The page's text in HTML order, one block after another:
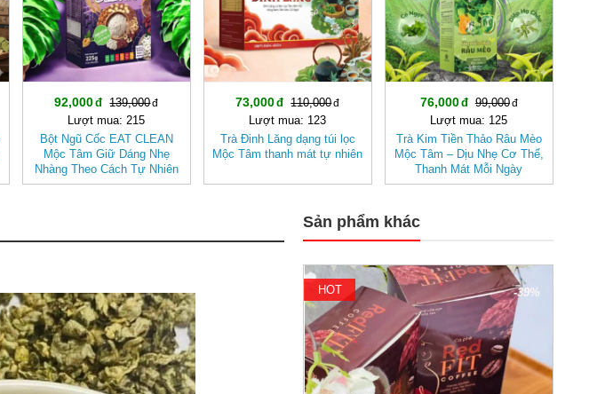
92,000
139,000
Lượt mua: 215
Bột Ngũ Cốc EAT CLEAN
Mộc Tâm Giữ Dáng Nhẹ
Nhàng Theo Cách Tự Nhiên
73,000
110,000
Lượt mua: 123
Trà Đinh Lăng dạng túi lọc
Mộc Tâm thanh mát tự nhiên
76,000
99,000
Lượt mua: 125
Trà Kim Tiền Thảo Râu Mèo
Mộc Tâm – Dịu Nhẹ Cơ Thể,
Thanh Mát Mỗi Ngày
Sản phẩm khác
-39%
HOT